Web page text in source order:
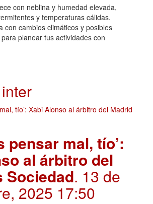
con neblina y humedad elevada,
y temperaturas cálidas.
con cambios climáticos y posibles
planear tus actividades con
pensar mal, tío’:
al árbitro del
Sociedad. 13 de
2025 17:50